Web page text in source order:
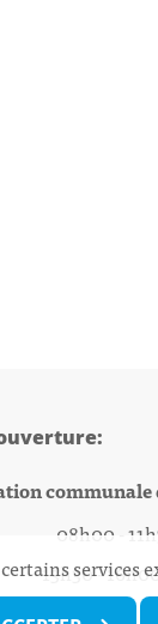
communale
-
-